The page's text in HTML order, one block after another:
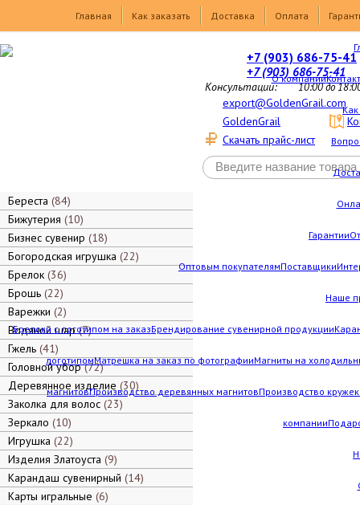
Главная
Как заказать Доставка Оплата
О компании
Как
Гарантии
Оптовым покупателямПоставщики
Наше
Брелоки с логотипом на заказБрендирование сувенирной продукции
логотипомМатрешка на заказ по фотографииМагниты на
магнитовПроизводство деревянных магнитовПроизводство
компании
+7 (903) 686-75-41
+7 (903) 686-75-41
Консультации: 10:00 до
export@GoldenGrail.com
GoldenGrail
Скачать прайс-лист
Береста 84
Бижутерия 10
Бизнес сувенир 18
Богородская игрушка 22
Брелок 36
Брошь 22
Варежки 2
Водяной шар 7
Гжель 41
Головной убор 72
Деревянное изделие 30
Заколка для волос 23
Зеркало 10
Игрушка 22
Изделия Златоуста 9
Карандаш сувенирный 14
Карты игральные 6